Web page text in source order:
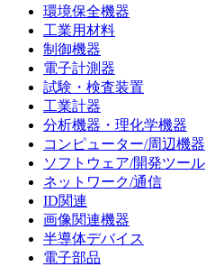
環境保全機器
工業用材料
制御機器
電子計測器
試験・検査装置
工業計器
分析機器・理化学機器
コンピューター/周辺機器
ソフトウェア/開発ツール
ネットワーク/通信
ID関連
画像関連機器
半導体デバイス
電子部品